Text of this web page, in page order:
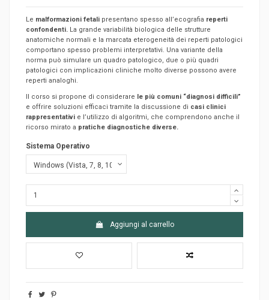
Le malformazioni fetali presentano spesso all’ecografia reperti
confondenti. La grande variabilità biologica delle strutture
anatomiche normali e la marcata eterogeneità dei reperti patologici
comportano spesso problemi interpretativi. Una variante della
norma può simulare un quadro patologico, due o più quadri
patologici con implicazioni cliniche molto diverse possono avere
reperti analoghi.
Il corso si propone di considerare le più comuni “diagnosi difficili”
e offrire soluzioni efficaci tramite la discussione di casi clinici
rappresentativi e l’utilizzo di algoritmi, che comprendono anche il
ricorso mirato a pratiche diagnostiche diverse.
Sistema Operativo
Aggiungi al carrello